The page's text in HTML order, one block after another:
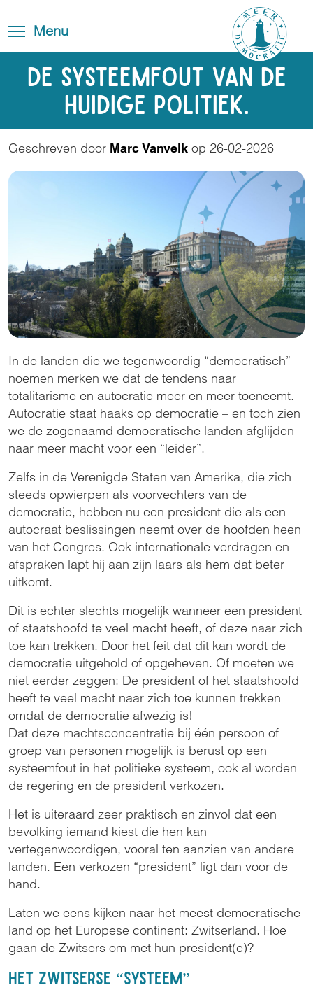
to
Toggle
navigation
Contact
Menu
De systeemfout van de
huidige politiek.
Geschreven door Marc Vanvelk op 26-02-2026
In de landen die we tegenwoordig “democratisch”
noemen merken we dat de tendens naar
totalitarisme en autocratie meer en meer toeneemt.
Autocratie staat haaks op democratie – en toch zien
we de zogenaamd democratische landen afglijden
naar meer macht voor een “leider”.
Zelfs in de Verenigde Staten van Amerika, die zich
steeds opwierpen als voorvechters van de
democratie, hebben nu een president die als een
autocraat beslissingen neemt over de hoofden heen
van het Congres. Ook internationale verdragen en
afspraken lapt hij aan zijn laars als hem dat beter
uitkomt.
Dit is echter slechts mogelijk wanneer een president
of staatshoofd te veel macht heeft, of deze naar zich
toe kan trekken. Door het feit dat dit kan wordt de
democratie uitgehold of opgeheven. Of moeten we
niet eerder zeggen: De president of het staatshoofd
heeft te veel macht naar zich toe kunnen trekken
omdat de democratie afwezig is!
Dat deze machtsconcentratie bij één persoon of
groep van personen mogelijk is berust op een
systeemfout in het politieke systeem, ook al worden
de regering en de president verkozen.
Het is uiteraard zeer praktisch en zinvol dat een
bevolking iemand kiest die hen kan
vertegenwoordigen, vooral ten aanzien van andere
landen. Een verkozen “president” ligt dan voor de
hand.
Laten we eens kijken naar het meest democratische
land op het Europese continent: Zwitserland. Hoe
gaan de Zwitsers om met hun president(e)?
Het Zwitserse “systeem”